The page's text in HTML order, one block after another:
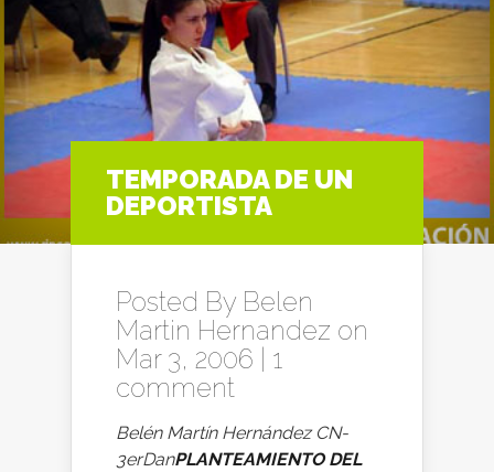
TEMPORADA DE UN
DEPORTISTA
Posted By Belen
Martin Hernandez on
Mar 3, 2006 | 1
comment
Belén Martín Hernández CN-
3erDanPLANTEAMIENTO DEL